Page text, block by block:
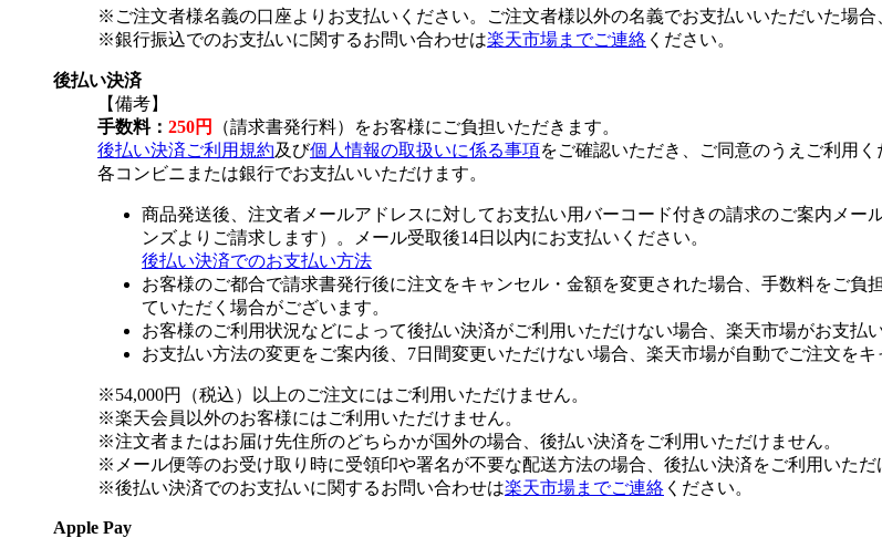
※ご注文者様名義の口座よりお支払いください。ご注文者様以外の名義でお支払いいただいた場合
※銀行振込でのお支払いに関するお問い合わせは楽天市場までご連絡 ください。
後払い決済
【備考】
手数料： 250円
（請求書発行料）をお客様にご負担いただきます。
後払い決済ご利用規約及び個人情報の取扱いに係る事項をご確認いただき、ご同意のうえご利用く
各コンビニまたは銀行でお支払いいただけます。
商品発送後、注文者メールアドレスに対してお支払い用バーコード付きの請求のご案内メ
ンズよりご請求します）。メール受取後14日以内にお支払いください。
後払い決済でのお支払い方法
お客様のご都合で請求書発行後に注文をキャンセル・金額を変更された場合、手数料をご
ていただく場合がございます。
お客様のご利用状況などによって後払い決済がご利用いただけない場合、楽天市場がお支払
お支払い方法の変更をご案内後、7日間変更いただけない場合、楽天市場が自動でご注文をキ
※54,000円（税込）以上のご注文にはご利用いただけません。
※楽天会員以外のお客様にはご利用いただけません。
※注文者またはお届け先住所のどちらかが国外の場合、後払い決済をご利用いただけません。
※メール便等のお受け取り時に受領印や署名が不要な配送方法の場合、後払い決済をご利用いただ
※後払い決済でのお支払いに関するお問い合わせは楽天市場までご連絡 ください。
Apple Pay